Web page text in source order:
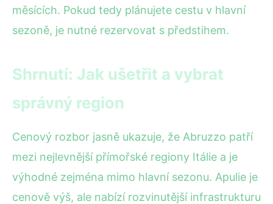
měsících. Pokud tedy plánujete cestu v hlavní
sezoně, je nutné rezervovat s předstihem.
Shrnutí: Jak ušetřit a vybrat
správný region
Cenový rozbor jasně ukazuje, že Abruzzo patří
mezi nejlevnější přímořské regiony Itálie a je
výhodné zejména mimo hlavní sezonu. Apulie je
cenově výš, ale nabízí rozvinutější infrastrukturu